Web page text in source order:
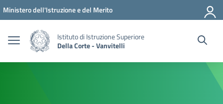
Vai ai contenuti
Vai al menu di navigazione
Vai al footer
Ministero dell'Istruzione e del Merito
Istituto di Istruzione Superiore
Della Corte - Vanvitelli